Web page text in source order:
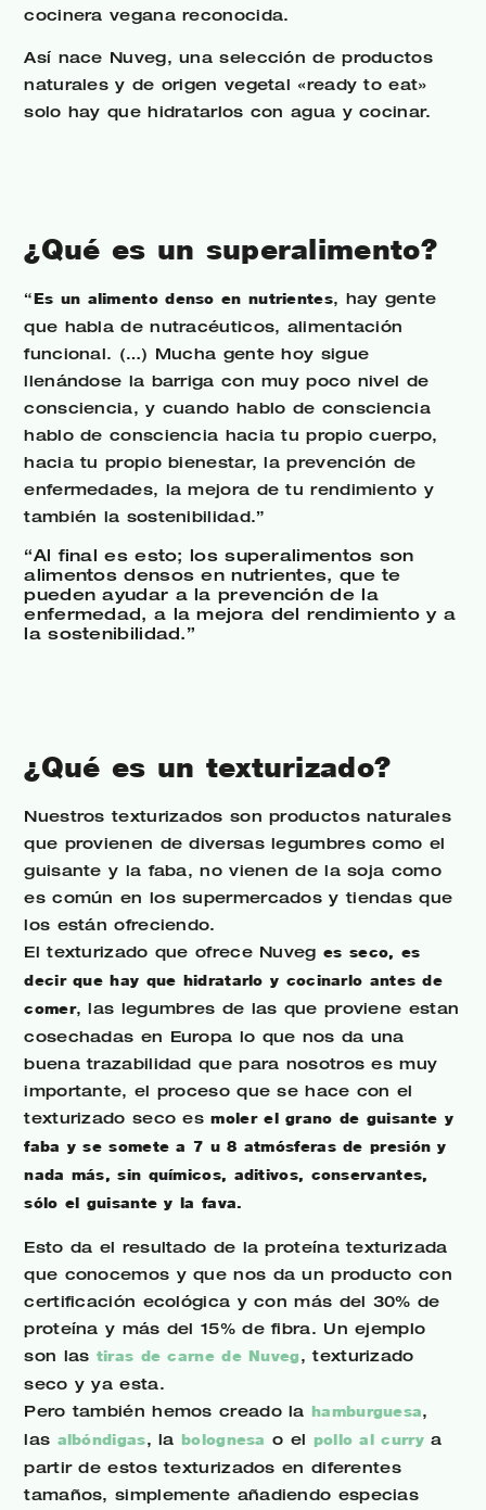
cocinera vegana reconocida.
Así nace Nuveg, una selección de productos
naturales y de origen vegetal «ready to eat»
solo hay que hidratarlos con agua y cocinar.
¿Qué es un superalimento?
“Es un alimento denso en nutrientes, hay gente
que habla de nutracéuticos, alimentación
funcional. (…) Mucha gente hoy sigue
llenándose la barriga con muy poco nivel de
consciencia, y cuando hablo de consciencia
hablo de consciencia hacia tu propio cuerpo,
hacia tu propio bienestar, la prevención de
enfermedades, la mejora de tu rendimiento y
también la sostenibilidad.”
“Al final es esto; los superalimentos son
alimentos densos en nutrientes, que te
pueden ayudar a la prevención de la
enfermedad, a la mejora del rendimiento y a
la sostenibilidad.”
¿Qué es un texturizado?
Nuestros texturizados son productos naturales
que provienen de diversas legumbres como el
guisante y la faba, no vienen de la soja como
es común en los supermercados y tiendas que
los están ofreciendo.
El texturizado que ofrece Nuveg es seco, es
decir que hay que hidratarlo y cocinarlo antes de
comer, las legumbres de las que proviene estan
cosechadas en Europa lo que nos da una
buena trazabilidad que para nosotros es muy
importante, el proceso que se hace con el
texturizado seco esmoler el grano de guisante y
faba y se somete a 7 u 8 atmósferas de presión y
nada más, sin químicos, aditivos, conservantes,
sólo el guisante y la fava.
Esto da el resultado de la proteína texturizada
que conocemos y que nos da un producto con
certificación ecológica y con más del 30% de
proteína y más del 15% de fibra. Un ejemplo
son las tiras de carne de Nuveg, texturizado
seco y ya esta.
Pero también hemos creado la hamburguesa,
las albóndigas, labolognesa o el pollo al currya
partir de estos texturizados en diferentes
tamaños, simplemente añadiendo especias